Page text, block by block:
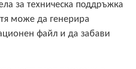
за техническа поддръжка
тя може да генерира
файл и да забави